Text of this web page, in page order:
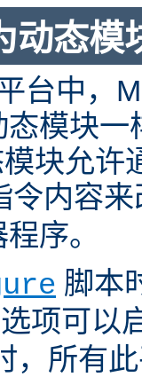
动态模
台中，
模块
块允许
令内容
序。
脚本
选项可以
，所有